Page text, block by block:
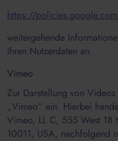
https://
weitergehende
Ihren Nutzerdaten an.
Vimeo
Zur Darstellung von
„Vimeo“ ein. Hierbei
Vimeo, LL C, 555 West 18
10011, USA, nachfolgend